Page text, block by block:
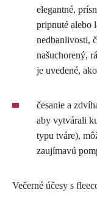
elegantné,
pripnuté alebo
nedbanlivosti,
našuchorený,
je uvedené,
česanie a
aby vytvárali
typu tváre),
zaujímavú
Večerné účesy s